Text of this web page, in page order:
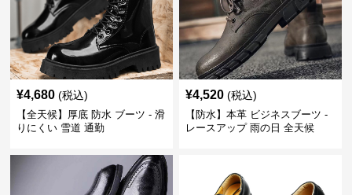
¥4,680 (税込)
【全天候】厚底 防水 ブーツ - 滑
りにくい 雪道 通勤
¥4,520 (税込)
【防水】本革 ビジネスブーツ -
レースアップ 雨の日 全天候